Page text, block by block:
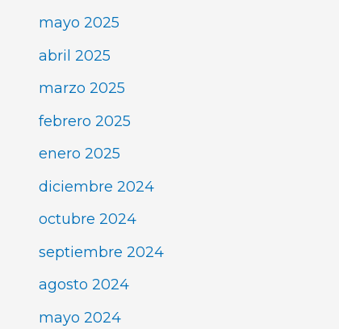
mayo 2025
abril 2025
marzo 2025
febrero 2025
enero 2025
diciembre 2024
octubre 2024
septiembre 2024
agosto 2024
mayo 2024